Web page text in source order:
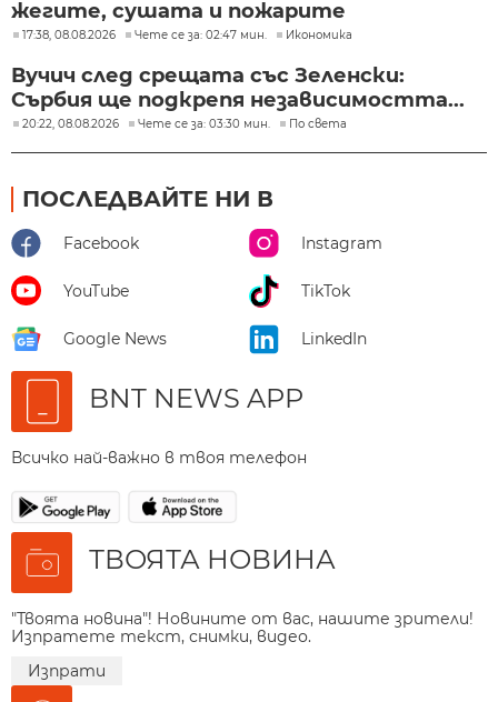
жегите, сушата и пожарите
17:38, 08.08.2026 Чете се за: 02:47 мин. Икономика
Вучич след срещата със Зеленски:
Сърбия ще подкрепя независимостта...
20:22, 08.08.2026 Чете се за: 03:30 мин. По света
ПОСЛЕДВАЙТЕ НИ В
Facebook Instagram
YouTube TikTok
Google News LinkedIn
BNT NEWS APP
Всичко най-важно в твоя телефон
ТВОЯТА НОВИНА
"Твоята новина"! Новините от вас, нашите зрители!
Изпратете текст, снимки, видео.
Изпрати